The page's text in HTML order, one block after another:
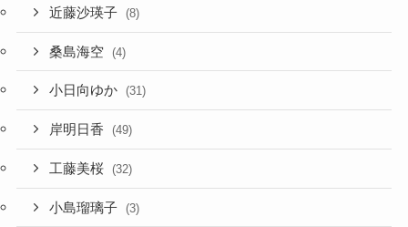
近藤沙瑛子 (8)
桑島海空 (4)
小日向ゆか (31)
岸明日香 (49)
工藤美桜 (32)
小島瑠璃子 (3)